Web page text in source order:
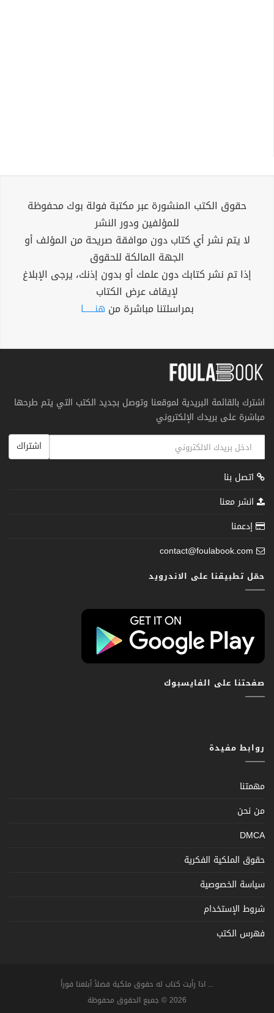
حقوق الكتب المنشورة عبر مكتبة فولة بوك محفوظة
للمؤلفين ودور النشر
لا يتم نشر أي كتاب دون موافقة صريحة من المؤلف أو
الجهة المالكة للحقوق
إذا تم نشر كتابك دون علمك أو بدون إذنك، يرجى الإبلاغ
لإيقاف عرض الكتاب
بمراسلتنا مباشرة من هنــــــا
اشترك بالقائمة البريدية لموقعنا وتوصل بجديد الكتب التي يتم طرحها
مباشرة على بريدك الإلكتروني
اشتراك
اتصل بنا
انشر معنا
إدعمنا
contact@foulabook.com
حمّل تطبيقنا على الاندرويد
صفحتنا على الفايسبوك
روابط مفيدة
مهمتنا
من نحن
DMCA
حقوق الملكية الفكرية
سياسة الخصوصية
شروط الإستخدام
فهرس الكتب
... اذا رأيت كتاب له حقوق ملكية فضلاً أبلغنا فوراً
2026 © جميع الحقوق محفوظة